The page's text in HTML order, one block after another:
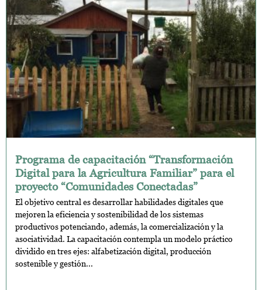
Programa de capacitación “Transformación
Digital para la Agricultura Familiar” para el
proyecto “Comunidades Conectadas”
El objetivo central es desarrollar habilidades digitales que
mejoren la eficiencia y sostenibilidad de los sistemas
productivos potenciando, además, la comercialización y la
asociatividad. La capacitación contempla un modelo práctico
dividido en tres ejes: alfabetización digital, producción
sostenible y gestión...